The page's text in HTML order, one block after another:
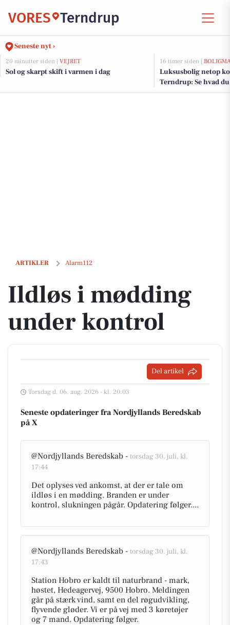
VORES Terndrup
Seneste nyt ›
20 minutter siden | VEJRET
Sol og skarpt skift i varmen i dag
16 timer siden |
Luksusbolig netop
Terndrup: Se hvad
Terndrups dyreste
ARTIKLER Alarm112
Ildløs i mødding under kontrol
Ildløs i mødding
under kontrol
Del artikel
Torsdag d. 06. aug. 2026 - kl. 20:03
Seneste opdateringer fra Nordjyllands Beredskab
på X
@Nordjyllands Beredskab - torsdag 30. juli, kl.
17:44
Det oplyses ved ankomst, at der er tale om
ildløs i en mødding. Branden er under
kontrol, slukningen pågår. Opdatering følger....
@Nordjyllands Beredskab - torsdag 30. juli, kl.
17:43
Station Hobro er kaldt til naturbrand - mark,
høstet, Hedeagervej, 9500 Hobro. Meldingen
går på stærk vind, samt en del røgudvikling,
flyvende gløder. Vi er på vej med 3 køretøjer
og 7 mand. Opdatering følger.